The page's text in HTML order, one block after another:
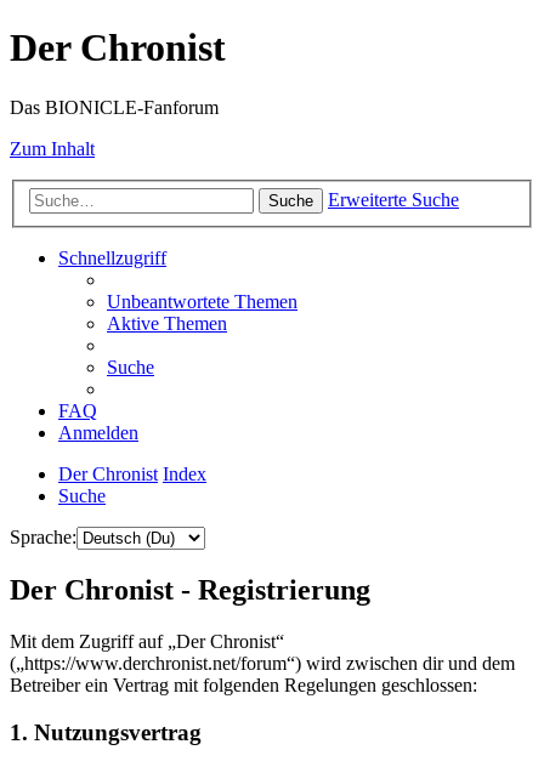
Der Chronist
Das BIONICLE-Fanforum
Zum Inhalt
Suche Erweiterte Suche
Schnellzugriff
Unbeantwortete Themen
Aktive Themen
Suche
FAQ
Anmelden
Der Chronist Index
Suche
Sprache:
Der Chronist - Registrierung
Mit dem Zugriff auf „Der Chronist“
(„https://www.derchronist.net/forum“) wird zwischen dir und dem
Betreiber ein Vertrag mit folgenden Regelungen geschlossen:
1. Nutzungsvertrag